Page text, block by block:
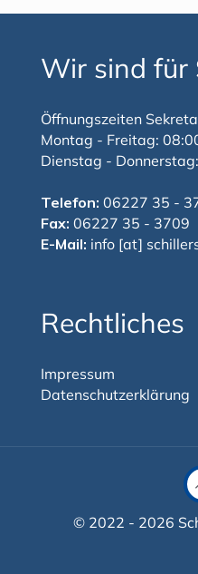
Wir sind für
Öffnungszeiten
Montag - Freitag:
Dienstag -
Telefon: 06227 35 -
Fax: 06227 35 - 3709
E-Mail: info [at]
Rechtliches
Impressum
Datenschutzerklärung
© 2022 - 2026